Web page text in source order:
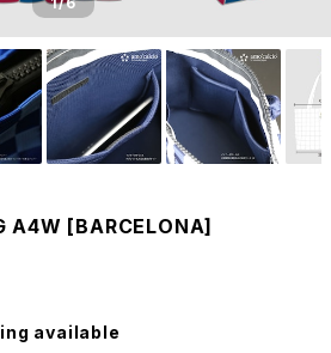
A4W [BARCELONA]
available